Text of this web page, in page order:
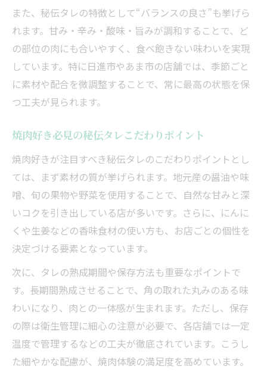
あま市・日進市で焼肉の逸品を堪能する秘訣
焼肉通が語る逸品を堪能する選び方のコツ
焼肉の名店で味わう秘伝タレの楽しみ方
焼肉を極める秘訣は地元タレの活用にあり
焼肉店で注目の逸品と秘伝タレの関係性
また、秘伝タレの特徴として“バランスの良さ”も挙げら
れます。甘み・辛み・酸味・旨みが調和することで、ど
の部位の肉にも合いやすく、食べ飽きない味わいを実現
しています。特に日進市やあま市の店舗では、季節ごと
に素材や配合を微調整することで、常に最高の状態を保
つ工夫が見られます。
焼肉好き必見の秘伝タレこだわりポイント
焼肉好きが注目すべき秘伝タレのこだわりポイントとし
ては、まず素材の質が挙げられます。地元産の醤油や味
噌、旬の果物や野菜を使用することで、自然な甘みと深
いコクを引き出している店が多いです。さらに、にんに
くや生姜などの香味食材の使い方も、お店ごとの個性を
決定づける要素となっています。
次に、タレの熟成期間や保存方法も重要なポイントで
す。長期間熟成させることで、角の取れた丸みのある味
わいになり、肉との一体感が生まれます。ただし、保存
の際は衛生管理に細心の注意が必要で、各店舗では一定
温度で管理するなどの工夫が徹底されています。こうし
た細やかな配慮が、焼肉体験の満足度を高めています。